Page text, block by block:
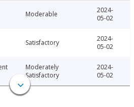
Moderable
2024-
05-02
Satisfactory
2024-
05-02
Moderately
Satisfactory
2024-
05-02